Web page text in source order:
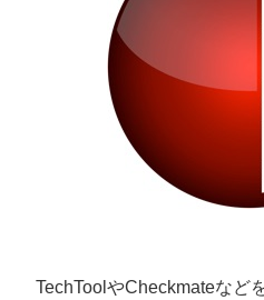
TechToolやCheckmateなど